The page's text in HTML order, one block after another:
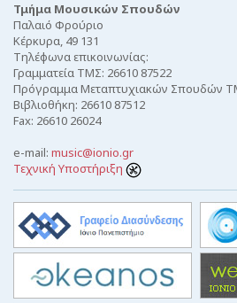
Τμήμα Μουσικών Σπουδών
Παλαιό Φρούριο
Κέρκυρα, 49 131
Τηλέφωνα επικοινωνίας:
Γραμματεία ΤΜΣ: 26610 87522
Πρόγραμμα Μεταπτυχιακών Σπουδών
Βιβλιοθήκη: 26610 87512
Fax: 26610 26024
e-mail: music@ionio.gr
Τεχνική Υποστήριξη